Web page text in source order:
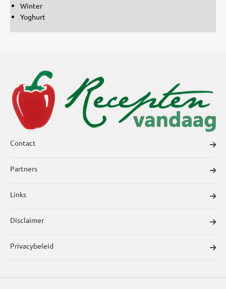
Winter
Yoghurt
Contact
Partners
Links
Disclaimer
Privacybeleid